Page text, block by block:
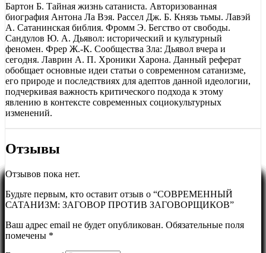
Бартон Б. Тайная жизнь сатаниста. Авторизованная
биография Антона Ла Вэя. Рассел Дж. Б. Князь тьмы. Лавэй
А. Сатанинская библия. Фромм Э. Бегство от свободы.
Сандулов Ю. А. Дьявол: исторический и культурный
феномен. Фрер Ж.-К. Сообщества Зла: Дьявол вчера и
сегодня. Лаврин А. П. Хроники Харона. Данный реферат
обобщает основные идеи статьи о современном сатанизме,
его природе и последствиях для адептов данной идеологии,
подчеркивая важность критического подхода к этому
явлению в контексте современных социокультурных
изменений.
Отзывы
Отзывов пока нет.
Будьте первым, кто оставит отзыв о “СОВРЕМЕННЫЙ
САТАНИЗМ: ЗАГОВОР ПРОТИВ ЗАГОВОРЩИКОВ”
Ваш адрес email не будет опубликован. Обязательные поля
помечены *